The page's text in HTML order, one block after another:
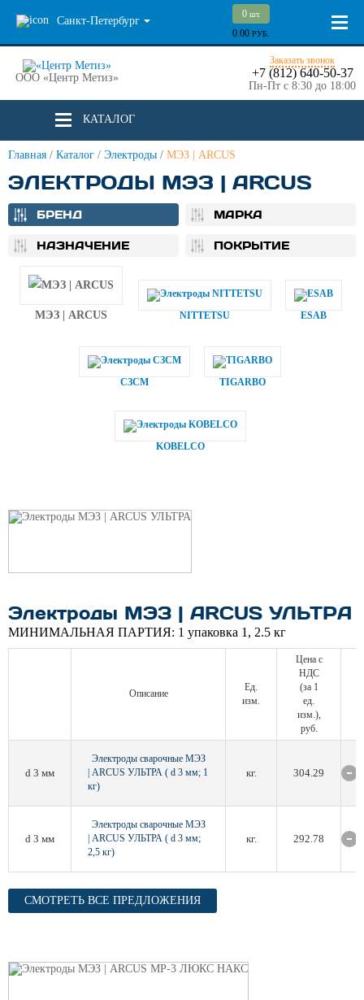
Санкт-Петербург
0 шт.
0.00 РУБ.
ООО «Центр Метиз»
Заказать звонок
+7 (812) 640-50-37
Пн-Пт с 8:30 до 18:00
КАТАЛОГ
Главная / Каталог / Электроды / МЭЗ | ARCUS
ЭЛЕКТРОДЫ МЭЗ | ARCUS
БРЕНД МАРКА
НАЗНАЧЕНИЕ ПОКРЫТИЕ
МЭЗ | ARCUS NITTETSU ESAB
СЗСМ TIGARBO
KOBELCO
Электроды МЭЗ | ARCUS УЛЬТРА
МИНИМАЛЬНАЯ ПАРТИЯ: 1 упаковка 1, 2.5 кг
Описание
Ед.
изм.
Цена с
НДС
(за 1
ед.
изм.),
руб.
d 3 мм
Электроды сварочные МЭЗ
| ARCUS УЛЬТРА ( d 3 мм; 1
кг)
кг. 304.29
d 3 мм
Электроды сварочные МЭЗ
| ARCUS УЛЬТРА ( d 3 мм;
2,5 кг)
кг. 292.78
СМОТРЕТЬ ВСЕ ПРЕДЛОЖЕНИЯ